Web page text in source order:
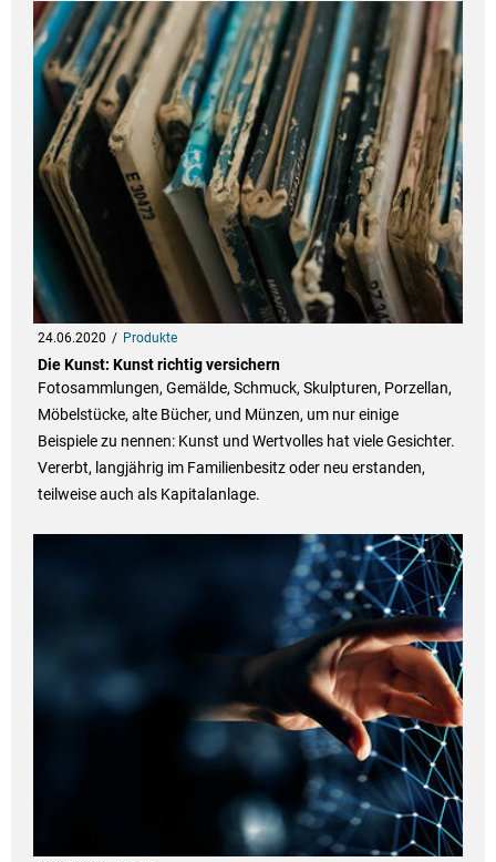
24.06.2020 Produkte
Die Kunst: Kunst richtig versichern
Fotosammlungen, Gemälde, Schmuck, Skulpturen, Porzellan,
Möbelstücke, alte Bücher, und Münzen, um nur einige
Beispiele zu nennen: Kunst und Wertvolles hat viele Gesichter.
Vererbt, langjährig im Familienbesitz oder neu erstanden,
teilweise auch als Kapitalanlage.